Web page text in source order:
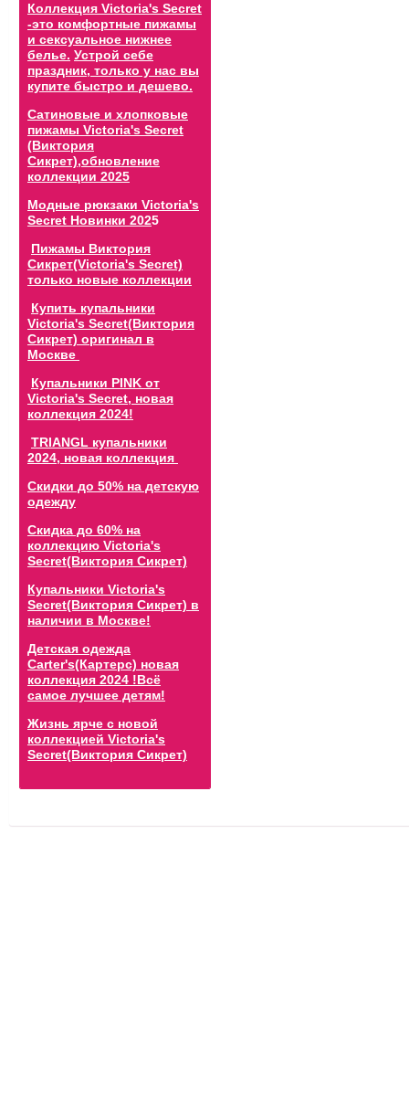
Коллекция Victoria's Secret
-это комфортные пижамы
и сексуальное нижнее
белье. Устрой себе
праздник, только у нас вы
купите быстро и дешево.
Сатиновые и хлопковые
пижамы Victoria's Secret
(Виктория
Сикрет),обновление
коллекции 2025
Модные рюкзаки Victoria's
Secret Новинки 2025
Пижамы Виктория
Сикрет(Victoria's Secret)
только новые коллекции
Купить купальники
Victoria's Secret(Виктория
Сикрет) оригинал в
Москве
Купальники PINK от
Victoria's Secret, новая
коллекция 2024!
TRIANGL купальники
2024, новая коллекция
Скидки до 50% на детскую
одежду
Скидка до 60% на
коллекцию Victoria's
Secret(Виктория Сикрет)
Купальники Victoria's
Secret(Виктория Сикрет) в
наличии в Москве!
Детская одежда
Carter's(Картерс) новая
коллекция 2024 !Всё
самое лучшее детям!
Жизнь ярче с новой
коллекцией Victoria's
Secret(Виктория Сикрет)